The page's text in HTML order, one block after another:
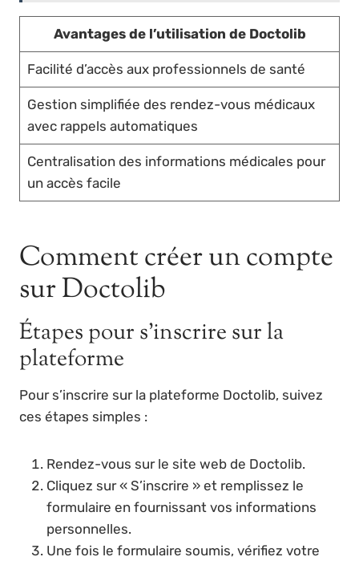
Avantages de l’utilisation de Doctolib
Facilité d’accès aux professionnels de santé
Gestion simplifiée des rendez-vous médicaux
avec rappels automatiques
Centralisation des informations médicales pour
un accès facile
Comment créer un compte
sur Doctolib
Étapes pour s’inscrire sur la
plateforme
Pour s’inscrire sur la plateforme Doctolib, suivez
ces étapes simples :
Rendez-vous sur le site web de Doctolib.
Cliquez sur « S’inscrire » et remplissez le
formulaire en fournissant vos informations
personnelles.
Une fois le formulaire soumis, vérifiez votre